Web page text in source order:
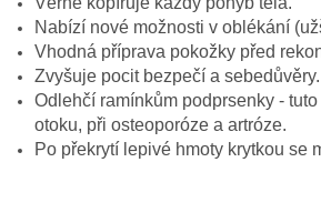
Nabízí nové možnosti v oblékání
Vhodná příprava pokožky před
Zvyšuje pocit bezpečí a sebedůvěry.
Odlehčí ramínkům podprsenky -
otoku, při osteoporóze a artróze.
Po překrytí lepivé hmoty krytkou se